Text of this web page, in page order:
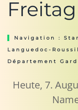
Navigation :
Languedoc-
Département Gard
Heute, 7.